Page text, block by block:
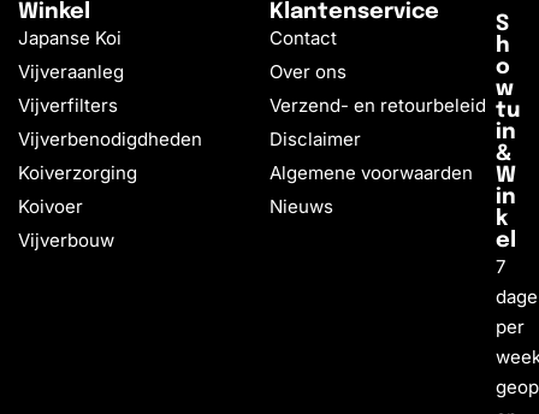
Winkel
Japanse Koi
Vijveraanleg
Vijverfilters
Vijverbenodigdheden
Koiverzorging
Koivoer
Vijverbouw
Klantenservice
Contact
Over ons
Verzend- en retourbeleid
Disclaimer
Algemene voorwaarden
Nieuws
S
h
o
w
tu
in
&
W
in
k
el
7
per